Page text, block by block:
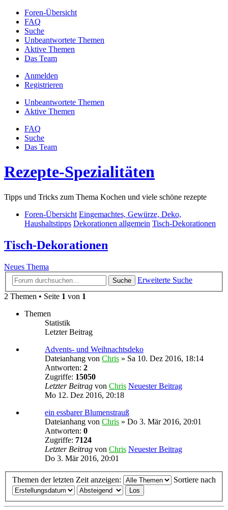
Foren-Übersicht
FAQ
Suche
Unbeantwortete Themen
Aktive Themen
Das Team
Anmelden
Registrieren
Unbeantwortete Themen
Aktive Themen
FAQ
Suche
Das Team
Rezepte-Spezialitäten
Tipps und Tricks zum Thema Kochen und viele schöne rezepte
Foren-Übersicht Eingemachtes, Gewürze, Deko,
Haushaltstipps Dekorationen allgemein Tisch-Dekorationen
Tisch-Dekorationen
Neues Thema
Suche
Erweiterte Suche
2 Themen • Seite 1 von 1
Themen
Statistik
Letzter Beitrag
Advents- und Weihnachtsdeko
Dateianhang von Chris » Sa 10. Dez 2016, 18:14
Antworten: 2
Zugriffe: 15050
Letzter Beitrag von Chris Neuester Beitrag
Mo 12. Dez 2016, 20:18
ein essbarer Blumenstrauß
Dateianhang von Chris » Do 3. Mär 2016, 20:01
Antworten: 0
Zugriffe: 7124
Letzter Beitrag von Chris Neuester Beitrag
Do 3. Mär 2016, 20:01
Themen der letzten Zeit anzeigen: Sortiere nach